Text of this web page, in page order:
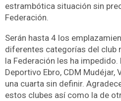
estrambótica situación sin
Federación.
Serán hasta 4 los
diferentes categorías del club
la Federación les ha impedido.
Deportivo Ebro, CDM Mudéjar,
una cuarta sin definir.
estos clubes así como la de